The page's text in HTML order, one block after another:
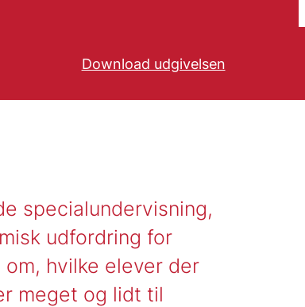
Download udgivelsen
specialundervisning,
udfordring for
hvilke elever der
meget og lidt til